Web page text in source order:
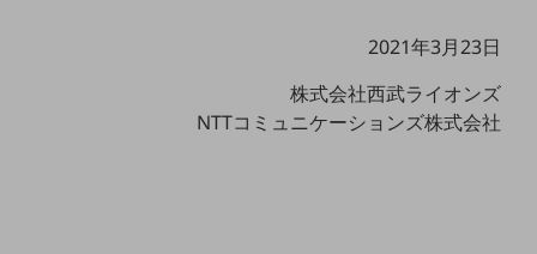
2021年3月23日
株式会社西武ライオンズ
NTTコミュニケーションズ株式会社